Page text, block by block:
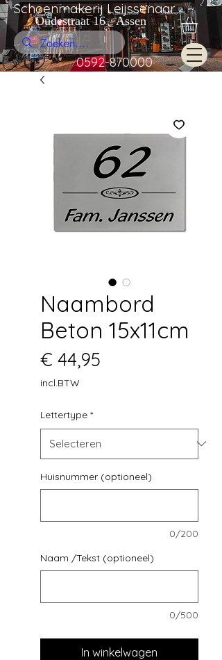
Schoenmakerij Leijssenaar
Oudestraat 16 Assen
0592-870000
Naambord
Beton 15x11cm
€ 44,95
incl.BTW
Lettertype *
Huisnummer (optioneel)
0/200
Naam /Tekst (optioneel)
0/500
In winkelwagen